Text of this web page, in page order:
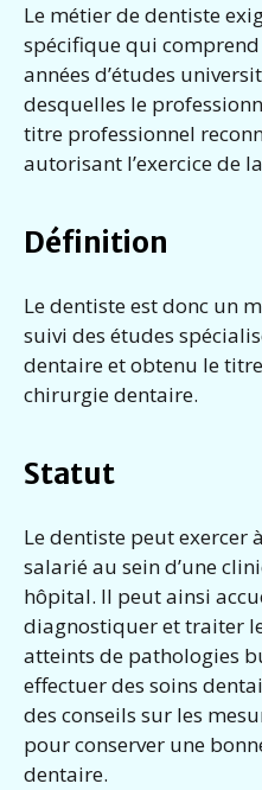
Le métier de dentiste
spécifique qui
années d’études
desquelles le
titre professionnel
autorisant l’exercice de
Définition
Le dentiste est donc un
suivi des études
dentaire et obtenu le
chirurgie dentaire.
Statut
Le dentiste peut exercer
salarié au sein d’une
hôpital. Il peut ainsi
diagnostiquer et traiter
atteints de pathologies
effectuer des soins
des conseils sur les
pour conserver une
dentaire.